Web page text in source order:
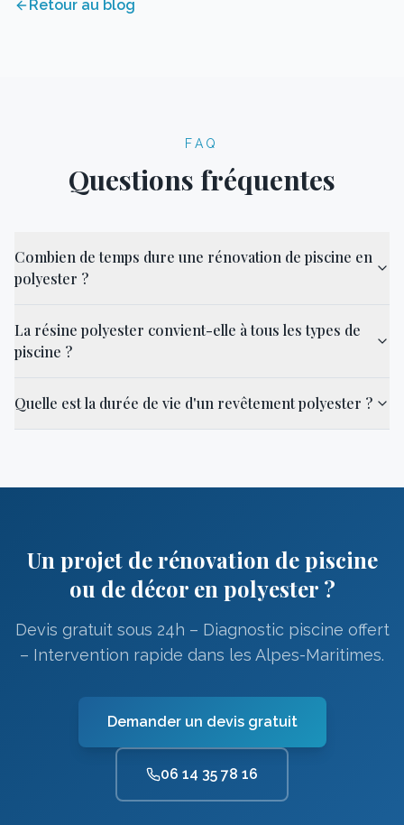
Retour au blog
FAQ
Questions fréquentes
Combien de temps dure une rénovation de piscine en
polyester ?
La résine polyester convient-elle à tous les types de
piscine ?
Quelle est la durée de vie d'un revêtement polyester ?
Un projet de rénovation de piscine
ou de décor en polyester ?
Devis gratuit sous 24h – Diagnostic piscine offert
– Intervention rapide dans les Alpes-Maritimes.
Demander un devis gratuit
06 14 35 78 16